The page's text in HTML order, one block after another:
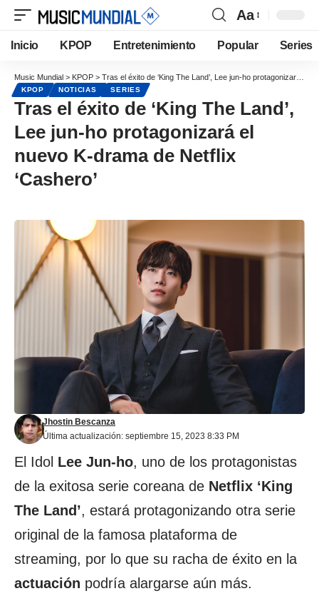
Aa
Inicio KPOP Entretenimiento Popular Series
Music Mundial > KPOP > Tras el éxito de ‘King The Land’, Lee jun-ho protagonizará el nuevo K-drama de Netflix ‘Cashero’
KPOP NOTICIAS SERIES
Tras el éxito de ‘King The Land’,
Lee jun-ho protagonizará el
nuevo K-drama de Netflix
‘Cashero’
Última actualización: septiembre 15, 2023 8:33 PM
Jhostin Bescanza
El Idol Lee Jun-ho, uno de los protagonistas
de la exitosa serie coreana de Netflix ‘King
The Land’, estará protagonizando otra serie
original de la famosa plataforma de
streaming, por lo que su racha de éxito en la
actuación podría alargarse aún más.